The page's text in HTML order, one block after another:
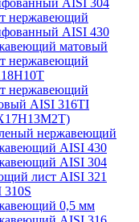
AISI 304
нержавеющий
AISI 430
матовый
нержавеющий
нержавеющий
AISI 316TI
нержавеющий
AISI 430
AISI 304
лист AISI 321
0,5 мм